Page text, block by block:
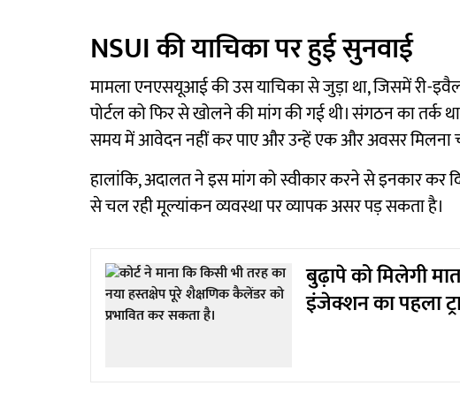
NSUI की याचिका पर हुई सुनवाई
मामला एनएसयूआई की उस याचिका से जुड़ा था, जिसमें री-
पोर्टल को फिर से खोलने की मांग की गई थी। संगठन का तर्क
समय में आवेदन नहीं कर पाए और उन्हें एक और अवसर मिलना
हालांकि, अदालत ने इस मांग को स्वीकार करने से इनकार कर
से चल रही मूल्यांकन व्यवस्था पर व्यापक असर पड़ सकता है।
बुढ़ापे को मिलेगी
इंजेक्शन का पहला